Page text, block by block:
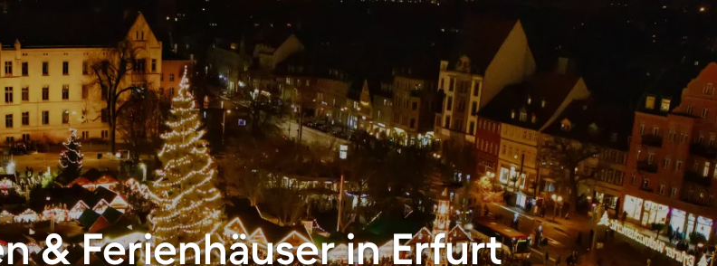
& Ferienhäuser in Erfurt